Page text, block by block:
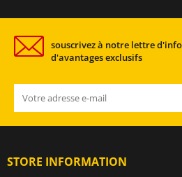
souscrivez à notre lettre
d'avantages exclusifs
STORE INFORMATION